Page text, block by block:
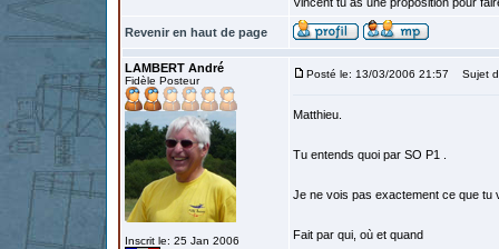
Revenir en haut de page
LAMBERT André
Fidèle Posteur
Inscrit le: 25 Jan 2006
Posté le: 13/03/2006 21:57 Sujet
Matthieu.
Tu entends quoi par SO P1 .
Je ne vois pas exactement ce que tu
Fait par qui, où et quand